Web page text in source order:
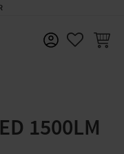
1500LM